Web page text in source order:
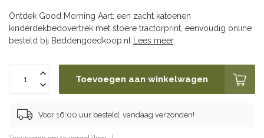
Ontdek Good Morning Aart: een zacht katoenen
kinderdekbedovertrek met stoere tractorprint, eenvoudig online
besteld bij Beddengoedkoop.nl
Lees meer.
Toevoegen aan winkelwagen
Voor 16:00 uur besteld, vandaag verzonden!